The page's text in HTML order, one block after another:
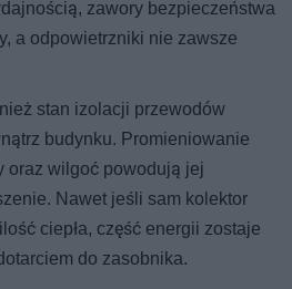
zawory bezpieczeństwa
a odpowietrzniki nie zawsze
stan izolacji przewodów
budynku. Promieniowanie
oraz wilgoć powodują jej
Nawet jeśli sam kolektor
ciepła, część energii zostaje
do zasobnika.